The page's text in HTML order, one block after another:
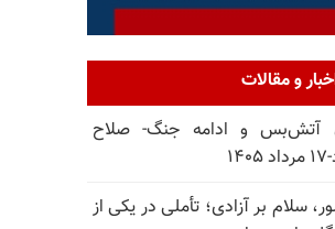
و مقالات
آتش‌بس و ادامه جنگ- صلاح
سلام بر آزادی؛ تأملی در یکی از